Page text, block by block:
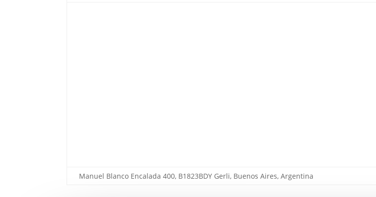
Manuel Blanco Encalada 400, B1823BDY Gerli, Buenos Aires, Argentina